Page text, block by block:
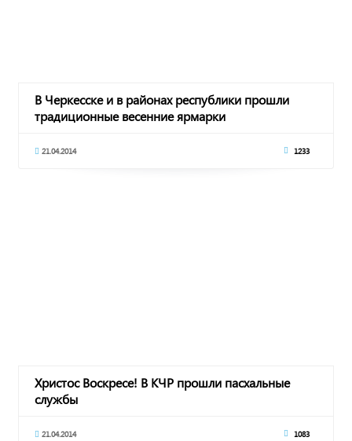
В Черкесске и в районах республики прошли
традиционные весенние ярмарки
21.04.2014 1233
Христос Воскресе! В КЧР прошли пасхальные
службы
21.04.2014 1083